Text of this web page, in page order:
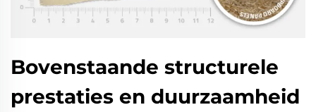
Bovenstaande structurele
prestaties en duurzaamheid